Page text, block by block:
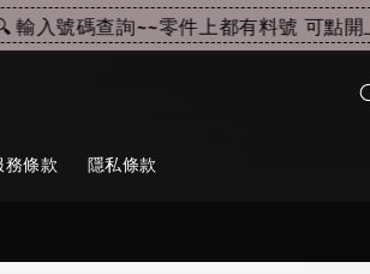
入號碼查詢~~零件上都有料號 可點開上
務條款 隱私條款